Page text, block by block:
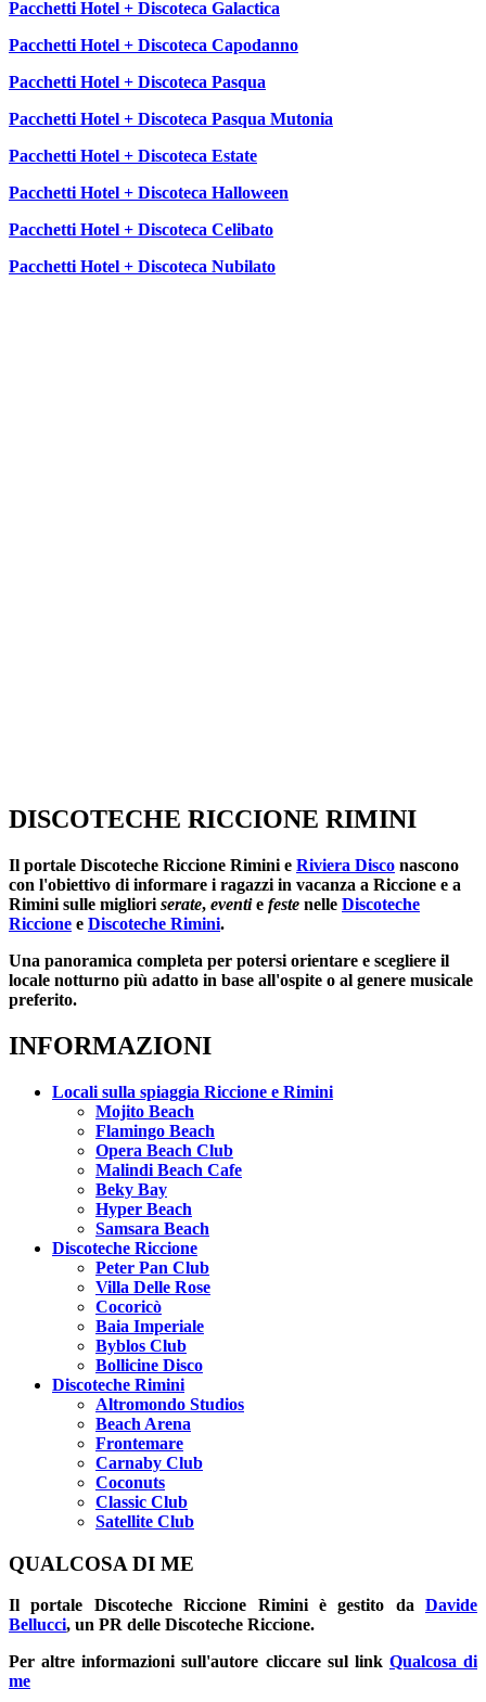
Pacchetti Hotel + Discoteca Galactica
Pacchetti Hotel + Discoteca Capodanno
Pacchetti Hotel + Discoteca Pasqua
Pacchetti Hotel + Discoteca Pasqua Mutonia
Pacchetti Hotel + Discoteca Estate
Pacchetti Hotel + Discoteca Halloween
Pacchetti Hotel + Discoteca Celibato
Pacchetti Hotel + Discoteca Nubilato
DISCOTECHE RICCIONE RIMINI
Il portale Discoteche Riccione Rimini e Riviera Disco nascono
con l'obiettivo di informare i ragazzi in vacanza a Riccione e a
Rimini sulle migliori serate, eventie feste nelle Discoteche
Riccione e Discoteche Rimini.
Una panoramica completa per potersi orientare e scegliere il
locale notturno più adatto in base all'ospite o al genere musicale
preferito.
INFORMAZIONI
Locali sulla spiaggia Riccione e Rimini
Mojito Beach
Flamingo Beach
Opera Beach Club
Malindi Beach Cafe
Beky Bay
Hyper Beach
Samsara Beach
Discoteche Riccione
Peter Pan Club
Villa Delle Rose
Cocoricò
Baia Imperiale
Byblos Club
Bollicine Disco
Discoteche Rimini
Altromondo Studios
Beach Arena
Frontemare
Carnaby Club
Coconuts
Classic Club
Satellite Club
QUALCOSA DI ME
Il portale Discoteche Riccione Riminiè gestito da Davide
Bellucci, un PR delle Discoteche Riccione.
Per altre informazioni sull'autore cliccare sul link Qualcosa di
me